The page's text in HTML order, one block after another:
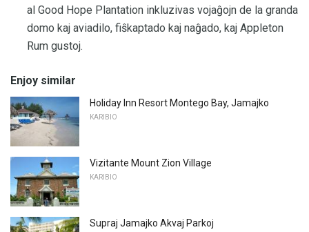
al Good Hope Plantation inkluzivas vojaĝojn de la granda
domo kaj aviadilo, fiŝkaptado kaj naĝado, kaj Appleton
Rum gustoj.
Enjoy similar
Holiday Inn Resort Montego Bay, Jamajko
KARIBIO
Vizitante Mount Zion Village
KARIBIO
Supraj Jamajko Akvaj Parkoj